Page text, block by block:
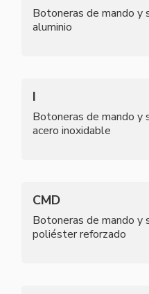
Botoneras de mando y
aluminio
I
Botoneras de mando y
acero inoxidable
CMD
Botoneras de mando y
poliéster reforzado